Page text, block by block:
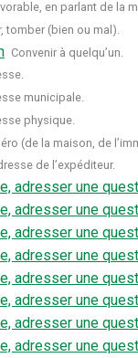
en parlant de la
tomber (bien ou mal).
Convenir à quelqu’un.
municipale.
physique.
(de la maison, de
de l’expéditeur.
adresser une
adresser une
adresser une
adresser une
adresser une
adresser une
adresser une
adresser une